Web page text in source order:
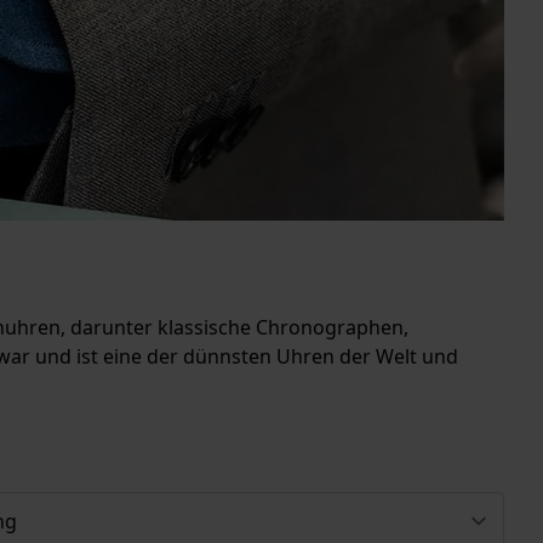
darunter klassische Chronographen,
und ist eine der dünnsten Uhren der Welt und